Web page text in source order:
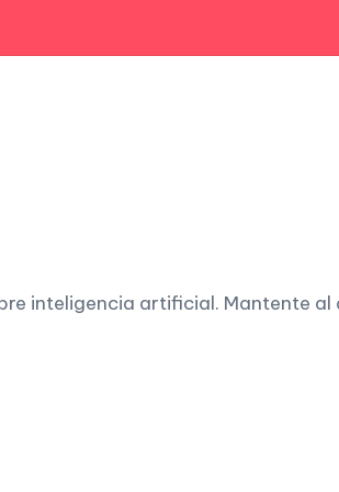
inteligencia artificial. Mantente